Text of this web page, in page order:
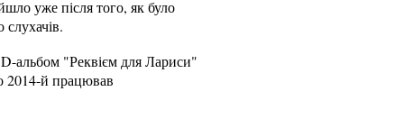
уже після того, як було
альбом "Реквієм для Лариси"
2014-й працював